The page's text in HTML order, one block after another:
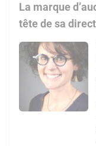
La marque
tête de sa